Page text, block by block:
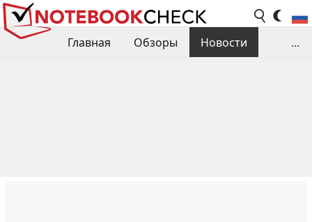
Главная Обзоры
Новости
...